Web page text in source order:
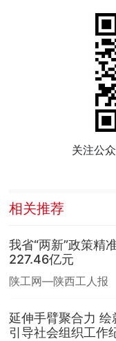
关注公
相关推荐
我省“两新”政策精
227.46亿元
陕工网—陕西工人报
延伸手臂聚合力
引导社会组织工作